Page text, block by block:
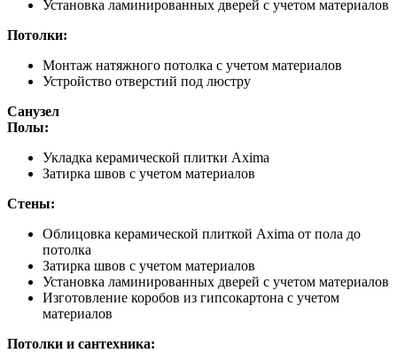
Установка ламинированных дверей с учетом материалов
Потолки:
Монтаж натяжного потолка с учетом материалов
Устройство отверстий под люстру
Санузел
Полы:
Укладка керамической плитки Axima
Затирка швов с учетом материалов
Стены:
Облицовка керамической плиткой Axima от пола до
потолка
Затирка швов с учетом материалов
Установка ламинированных дверей с учетом материалов
Изготовление коробов из гипсокартона с учетом
материалов
Потолки и сантехника: